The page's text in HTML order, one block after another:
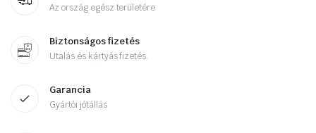
Az ország egész területére
Biztonságos fizetés
Utalás és kártyás fizetés.
Garancia
Gyártói jótállás